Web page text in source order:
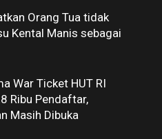
Orang Tua tidak
Kental Manis sebagai
War Ticket HUT RI
Ribu Pendaftar,
Masih Dibuka